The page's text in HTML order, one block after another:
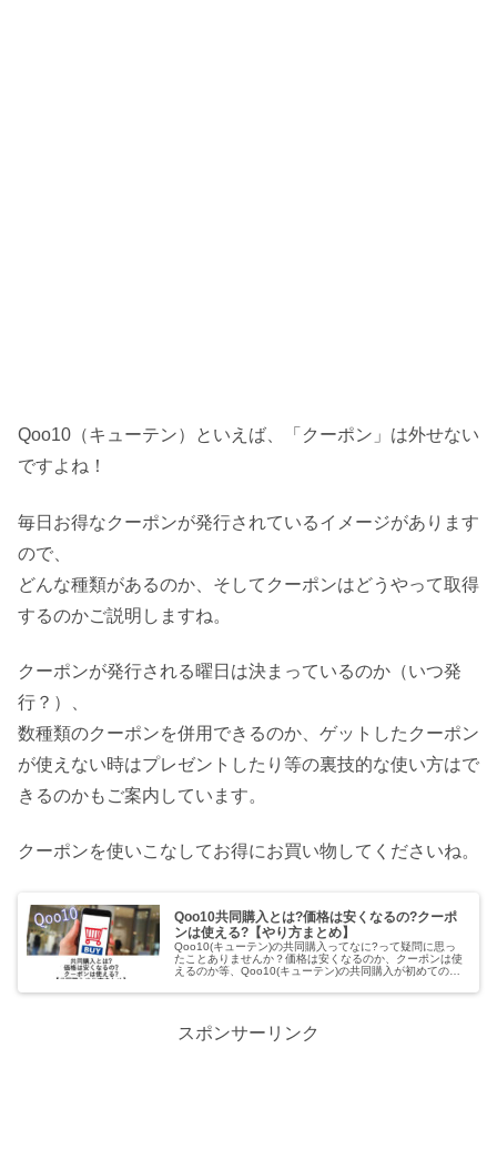
Qoo10（キューテン）といえば、「クーポン」は外せない
ですよね！
毎日お得なクーポンが発行されているイメージがあります
ので、
どんな種類があるのか、そしてクーポンはどうやって取得
するのかご説明しますね。
クーポンが発行される曜日は決まっているのか（いつ発
行？）、
数種類のクーポンを併用できるのか、ゲットしたクーポン
が使えない時はプレゼントしたり等の裏技的な使い方はで
きるのかもご案内しています。
クーポンを使いこなしてお得にお買い物してくださいね。
Qoo10共同購入とは?価格は安くなるの?クーポ
ンは使える?【やり方まとめ】
Qoo10(キューテン)の共同購入ってなに?って疑問に思っ
たことありませんか？価格は安くなるのか、クーポンは使
えるのか等、Qoo10(キューテン)の共同購入が初めてのあ
ています。同じ商品の...
スポンサーリンク